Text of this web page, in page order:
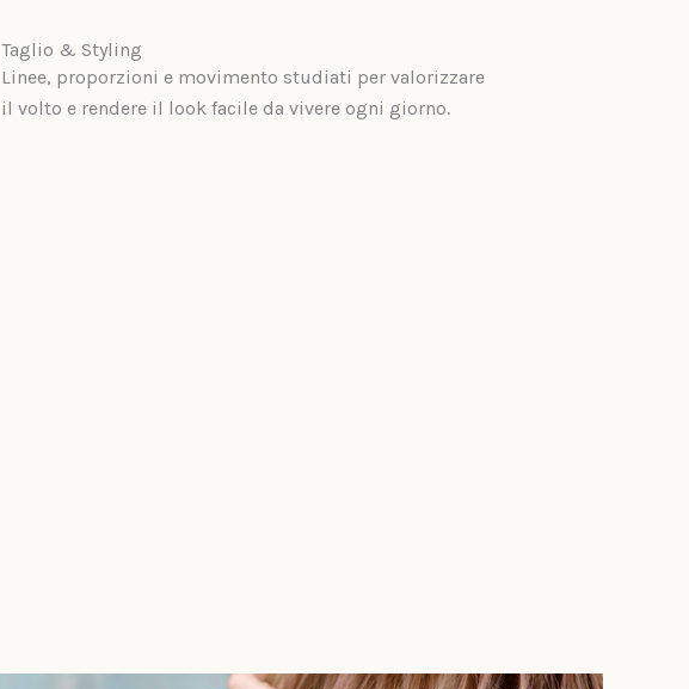
Taglio & Styling
Linee, proporzioni e movimento studiati per valorizzare
il volto e rendere il look facile da vivere ogni giorno.